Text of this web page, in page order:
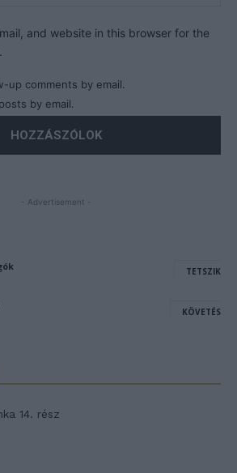
and website in this browser for the
up comments by email.
by email.
- Advertisement -
TETSZIK
KÖVETÉS
14. rész